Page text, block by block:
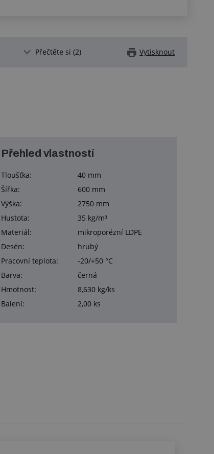
Přečtěte si (2) Vytisknout
Přehled vlastností
Tloušťka:
40 mm
Šířka:
600 mm
Výška:
2750 mm
Hustota:
35 kg/m³
Materiál:
mikroporézní LDPE
Desén:
hrubý
Pracovní teplota:
-20/+50 °C
Barva:
černá
Hmotnost:
8,630 kg/ks
Balení:
2,00 ks